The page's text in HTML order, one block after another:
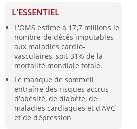
L'ESSENTIEL
L'OMS estime à 17,7 millions le
nombre de décès imputables
aux maladies cardio-
vasculaires, soit 31% de la
mortalité mondiale totale.
Le manque de sommeil
entraîne des risques accrus
d'obésité, de diabète, de
maladies cardiaques et d'AVC
et de dépression